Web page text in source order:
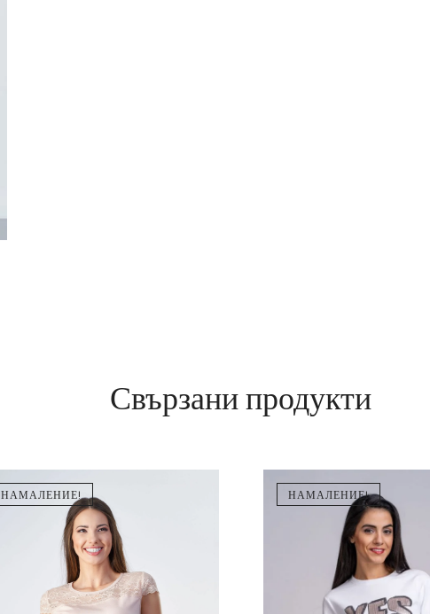
Свързани продукти
НАМАЛЕНИЕ! НАМАЛЕНИЕ!